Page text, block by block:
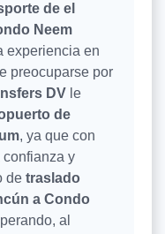
de el
Neem
experiencia en
preocuparse por
DV le
de
, ya que con
confianza y
de traslado
a Condo
al